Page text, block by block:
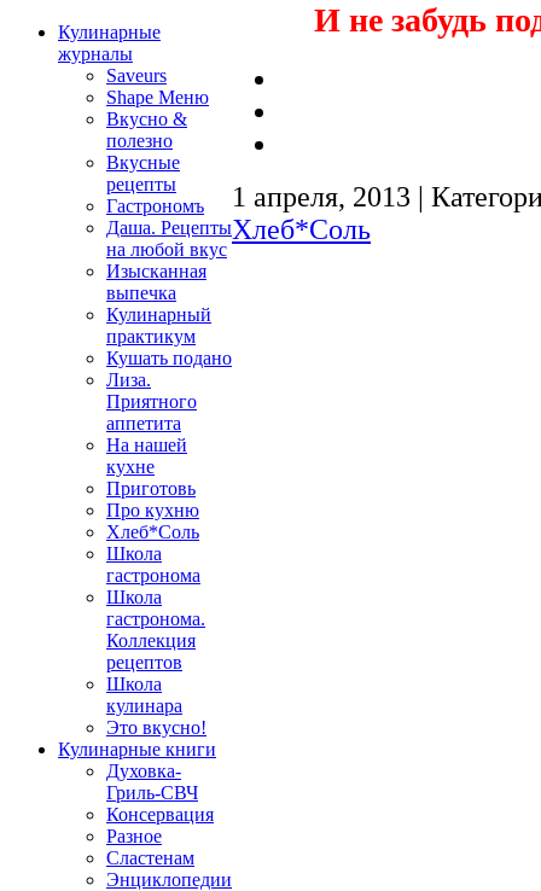
Кулинарные
журналы
Saveurs
Shape Меню
Вкусно &
полезно
Вкусные
рецепты
Гастрономъ
Даша. Рецепты
на любой вкус
Изысканная
выпечка
Кулинарный
практикум
Кушать подано
Лиза.
Приятного
аппетита
На нашей
кухне
Приготовь
Про кухню
Хлеб*Соль
Школа
гастронома
Школа
гастронома.
Коллекция
рецептов
Школа
кулинара
Это вкусно!
Кулинарные книги
Духовка-
Гриль-СВЧ
Консервация
Разное
Сластенам
Энциклопедии
И не забудь
1 апреля, 2013 |
Хлеб*Соль